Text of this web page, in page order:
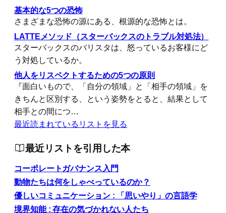
基本的な5つの恐怖
さまざまな恐怖の源にある、根源的な恐怖とは。
LATTEメソッド（スターバックスのトラブル対処法）
スターバックスのバリスタは、怒っているお客様にど
う対処しているか。
他人をリスペクトするための5つの原則
『面白いもので、「自分の領域」と「相手の領域」を
きちんと区別する、という姿勢をとると、結果として
相手との間につ…
最近読まれているリストを見る
最近リストを引用した本
コーポレートガバナンス入門
動物たちは何をしゃべっているのか？
優しいコミュニケーション : 「思いやり」の言語学
境界知能 : 存在の気づかれない人たち